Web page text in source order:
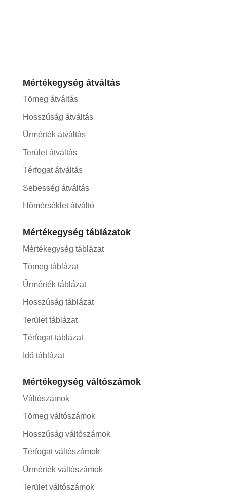
Mértékegység átváltás
Tömeg átváltás
Hosszúság átváltás
Űrmérték átváltás
Terület átváltás
Térfogat átváltás
Sebesség átváltás
Hőmérséklet átváltó
Mértékegység táblázatok
Mértékegység táblázat
Tömeg táblázat
Űrmérték táblázat
Hosszúság táblázat
Terület táblázat
Térfogat táblázat
Idő táblázat
Mértékegység váltószámok
Váltószámok
Tömeg váltószámok
Hosszúság váltószámok
Térfogat váltószámok
Űrmérték váltószámok
Terület váltószámok